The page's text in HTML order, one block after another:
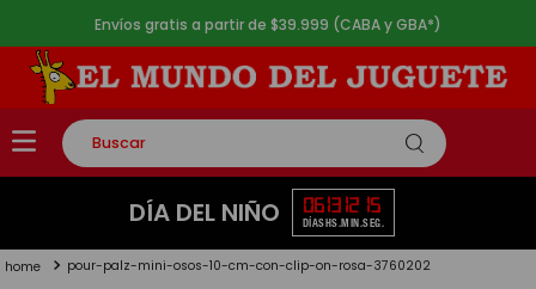
Envíos gratis a partir de $39.999 (CABA y GBA*)
Buscar
TÉRMINOS MÁS BUSCADOS
2.
lego
DÍA DEL NIÑO 06
DÍAS
13
HS.
12
MIN.
15
SEG.
pour-palz-mini-osos-10-cm-con-clip-on-rosa-3760202